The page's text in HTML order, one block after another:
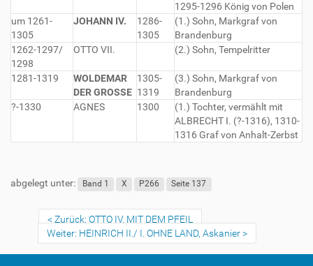
1295-1296 König von Polen
um 1261-
1305
JOHANN IV.
1286-
1305
(1.) Sohn, Markgraf von
Brandenburg
1262-1297/
1298
OTTO VII. (2.) Sohn, Tempelritter
1281-1319
WOLDEMAR
DER GROSSE
1305-
1319
(3.) Sohn, Markgraf von
Brandenburg
?-1330
AGNES 1300
(1.) Tochter, vermählt mit
ALBRECHT I. (?-1316), 1310-
1316 Graf von Anhalt-Zerbst
abgelegt unter: Band 1 X P266 Seite 137
Zurück: OTTO IV. MIT DEM PFEIL
Weiter: HEINRICH II./ I. OHNE LAND, Askanier